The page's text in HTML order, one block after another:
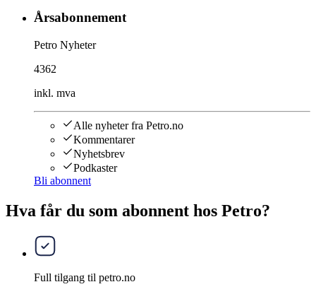
Årsabonnement
Petro Nyheter
4362
inkl. mva
Alle nyheter fra Petro.no
Kommentarer
Nyhetsbrev
Podkaster
Bli abonnent
Hva får du som abonnent hos Petro?
Full tilgang til petro.no